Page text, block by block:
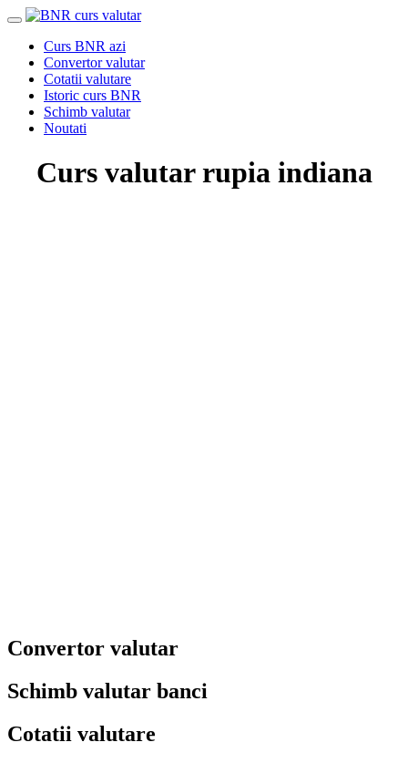
Curs BNR azi
Convertor valutar
Cotatii valutare
Istoric curs BNR
Schimb valutar
Noutati
Curs valutar rupia indiana
Convertor valutar
Schimb valutar banci
Cotatii valutare